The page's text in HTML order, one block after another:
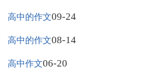
高中的作文09-24
高中的作文08-14
高中作文06-20